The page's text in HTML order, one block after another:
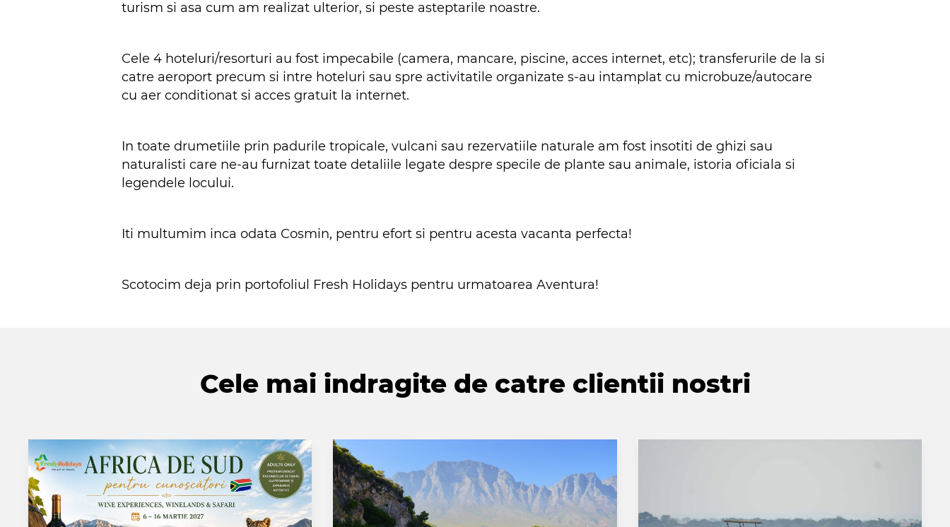
turism si asa cum am realizat ulterior, si peste asteptarile noastre.
Cele 4 hoteluri/resorturi au fost impecabile (camera, mancare, piscine, acces internet, etc); transferurile de la si
catre aeroport precum si intre hoteluri sau spre activitatile organizate s-au intamplat cu microbuze/autocare
cu aer conditionat si acces gratuit la internet.
In toate drumetiile prin padurile tropicale, vulcani sau rezervatiile naturale am fost insotiti de ghizi sau
naturalisti care ne-au furnizat toate detaliile legate despre specile de plante sau animale, istoria oficiala si
legendele locului.
Iti multumim inca odata Cosmin, pentru efort si pentru acesta vacanta perfecta!
Scotocim deja prin portofoliul Fresh Holidays pentru urmatoarea Aventura!
Cele mai indragite de catre clientii nostri